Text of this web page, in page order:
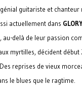
guitariste et chanteur
actuellement dans
au-delà de leur passion
myrtilles, décident début
reprises de vieux
le blues que le ragtime.